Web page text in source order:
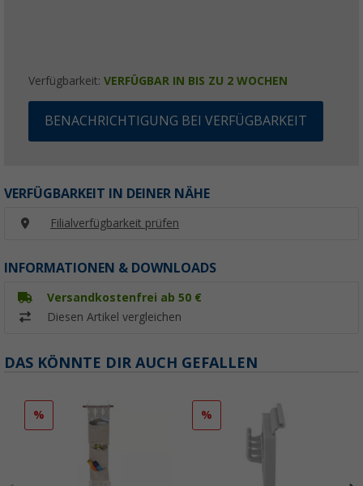
Verfügbarkeit: VERFÜGBAR IN BIS ZU 2 WOCHEN
BENACHRICHTIGUNG BEI VERFÜGBARKEIT
VERFÜGBARKEIT IN DEINER NÄHE
Filialverfügbarkeit prüfen
INFORMATIONEN & DOWNLOADS
Versandkostenfrei ab 50 €
Diesen Artikel vergleichen
DAS KÖNNTE DIR AUCH GEFALLEN
% %